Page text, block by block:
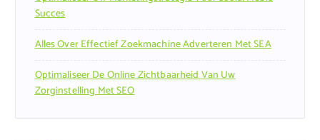
Succes
Alles Over Effectief Zoekmachine Adverteren Met SEA
Optimaliseer De Online Zichtbaarheid Van Uw
Zorginstelling Met SEO